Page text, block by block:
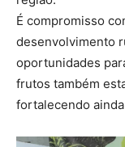
É compromisso
desenvolvimento
oportunidades
frutos também
fortalecendo